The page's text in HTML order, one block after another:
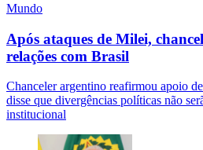
Mundo
Após ataques de Milei,
relações com Brasil
Chanceler argentino reafirmou apoio
disse que divergências políticas não
institucional